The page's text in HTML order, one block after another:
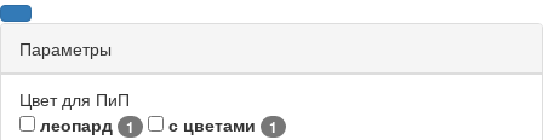
Параметры
Цвет для ПиП
леопард
1 с цветами 1